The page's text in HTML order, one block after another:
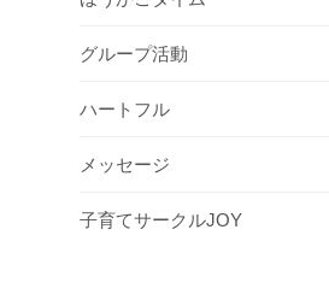
グループ活動
ハートフル
メッセージ
子育てサークルJOY